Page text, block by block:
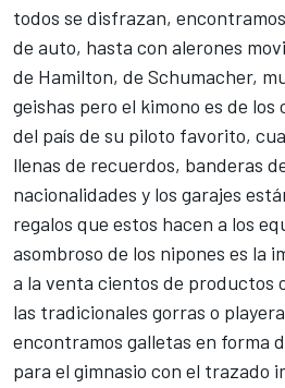
todos se disfrazan,
de auto, hasta con alerones
de Hamilton, de Schumacher,
geishas pero el kimono es de los
del país de su piloto favorito,
llenas de recuerdos, banderas
nacionalidades y los garajes
regalos que estos hacen a los
asombroso de los nipones es la
a la venta cientos de productos
las tradicionales gorras o
encontramos galletas en forma
para el gimnasio con el trazado